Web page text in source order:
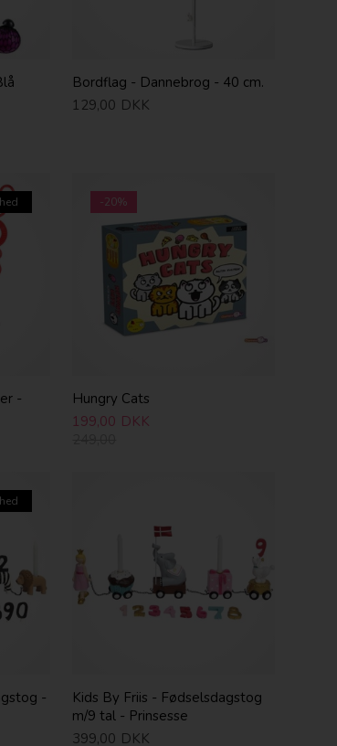
Bordflag - Dannebrog - 40 cm.
129,00 DKK
-
-20%
Hungry Cats
199,00 DKK
-
Kids By Friis - Fødselsdagstog
m/9 tal - Prinsesse
399,00 DKK